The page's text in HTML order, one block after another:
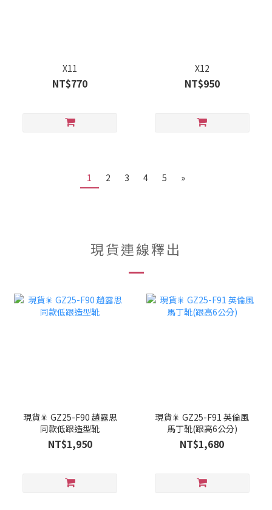
X11
NT$770
X12
NT$950
1 2 3 4 5 »
現貨連線釋出
現貨🎇 GZ25-F90 趙露思
同款低跟造型靴
NT$1,950
現貨🎇 GZ25-F91 英倫風
馬丁靴(跟高6公分)
NT$1,680